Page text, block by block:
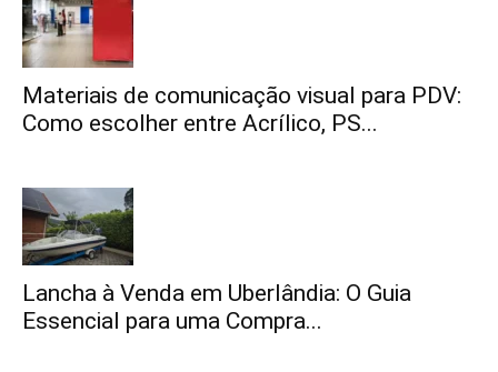
Materiais de comunicação visual para PDV:
Como escolher entre Acrílico, PS...
Lancha à Venda em Uberlândia: O Guia
Essencial para uma Compra...